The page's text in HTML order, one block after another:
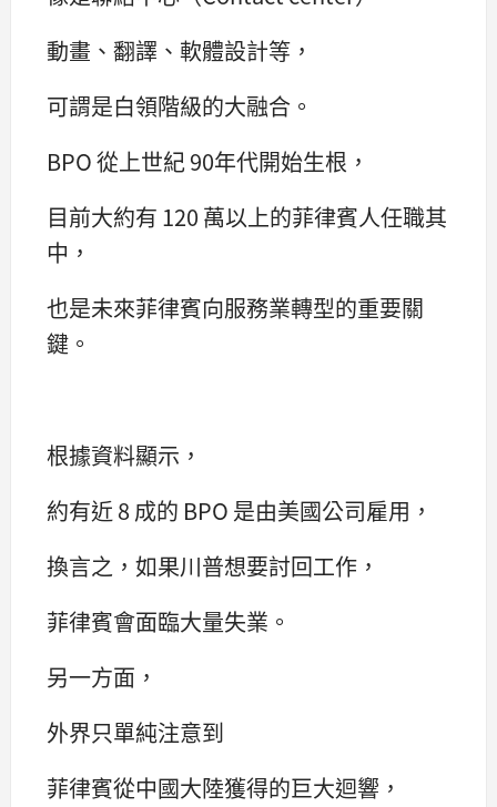
動畫、翻譯、軟體設計等，
可謂是白領階級的大融合。
BPO 從上世紀 90年代開始生根，
目前大約有 120 萬以上的菲律賓人任職其
中，
也是未來菲律賓向服務業轉型的重要關
鍵。
根據資料顯示，
約有近 8 成的 BPO 是由美國公司雇用，
換言之，如果川普想要討回工作，
菲律賓會面臨大量失業。
另一方面，
外界只單純注意到
菲律賓從中國大陸獲得的巨大迴響，